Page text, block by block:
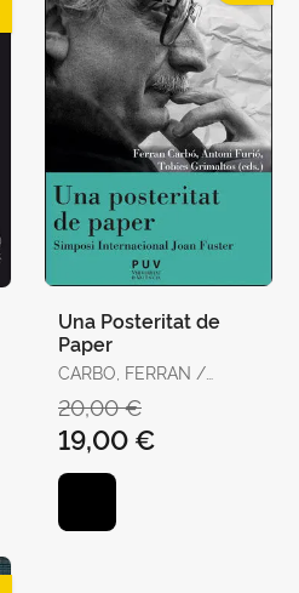
Una Posteritat de
Paper
CARBO, FERRAN /
GRIMANTOS
20,00 €
19,00 €